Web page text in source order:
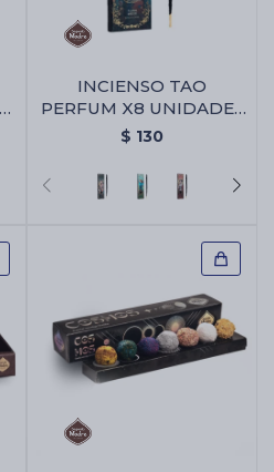
INCIENSO TAO
PERFUM X8 UNIDADES
- Brisa Floral
$ 130